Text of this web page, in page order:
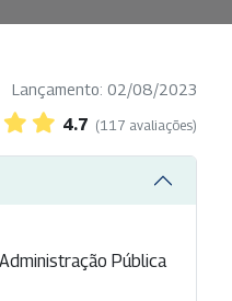
Lançamento: 02/08/2023
4.7 (117 avaliações)
Pública